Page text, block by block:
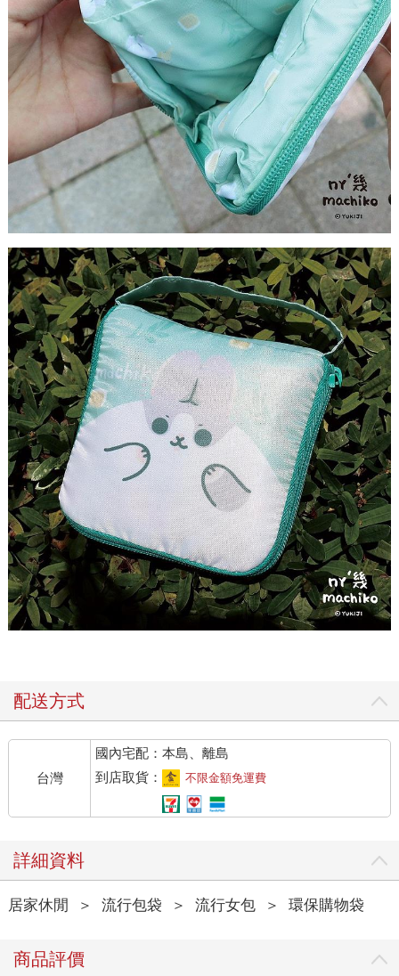
配送方式
台灣
國內宅配：本島、離島
到店取貨：
不限金額免運費
詳細資料
居家休閒 ＞ 流行包袋 ＞ 流行女包 ＞ 環保購物袋
商品評價